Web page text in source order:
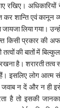
रखिए।
शान्ति एवं कानून
लिया गया।
किसी प्रकार की
की बातों में
है। शरारती तत्व
इसलिए लोग आत्म
जवाब न दें और न ही
है तो इसकी